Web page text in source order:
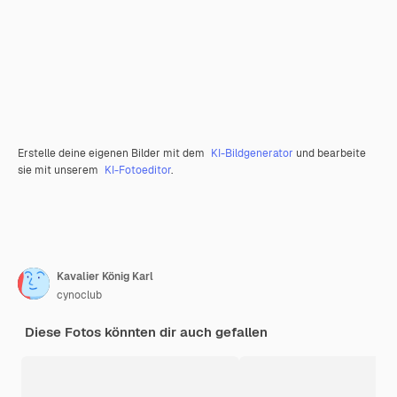
Erstelle deine eigenen Bilder mit dem KI-Bildgenerator und bearbeite
sie mit unserem KI-Fotoeditor.
Kavalier König Karl
cynoclub
Diese Fotos könnten dir auch gefallen